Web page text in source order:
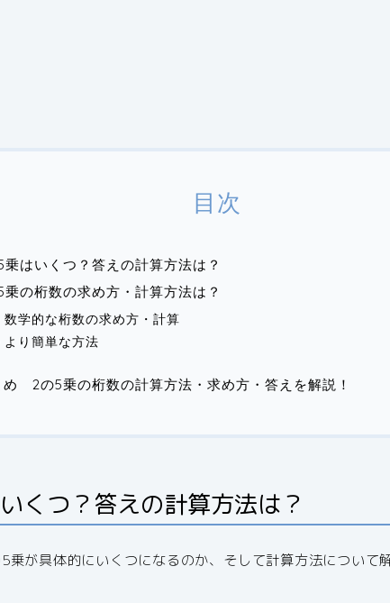
目次
乗はいくつ？答えの計算方法は？
乗の桁数の求め方・計算方法は？
数学的な桁数の求め方・計算
より簡単な方法
め 2の5乗の桁数の計算方法・求め方・答えを解説！
くつ？答えの計算方法は？
乗が具体的にいくつになるのか、そして計算方法について